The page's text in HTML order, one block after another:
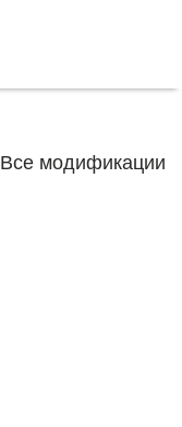
Все модификации